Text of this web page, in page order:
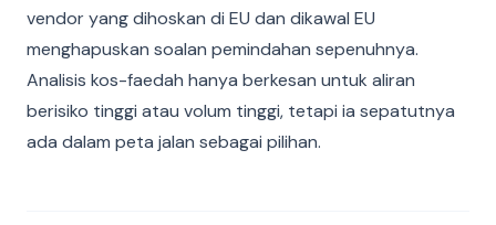
vendor yang dihoskan di EU dan dikawal EU
menghapuskan soalan pemindahan sepenuhnya.
Analisis kos-faedah hanya berkesan untuk aliran
berisiko tinggi atau volum tinggi, tetapi ia sepatutnya
ada dalam peta jalan sebagai pilihan.